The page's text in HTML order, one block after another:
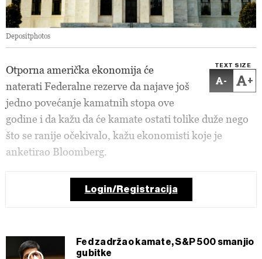
Depositphotos
TEXT SIZE
- +
Otporna američka ekonomija će
naterati Federalne rezerve da najave još
jedno povećanje kamatnih stopa ove
godine i da kažu da će kamate ostati tolike duže nego
što se ranije očekivalo, kažu ekonomisti koje je
anketirao Bloomberg.
Login/Registracija
Fed zadržao kamate, S&P 500 smanjio
gubitke